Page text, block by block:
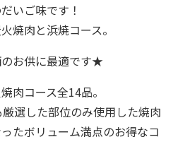
いご味です！
焼肉と浜焼コース。
お供に最適です★
肉コース全14品。
選した部位のみ使用した焼肉
たボリューム満点のお得なコ